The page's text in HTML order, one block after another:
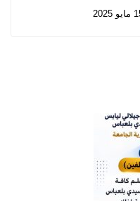
لسنة 2025
2025